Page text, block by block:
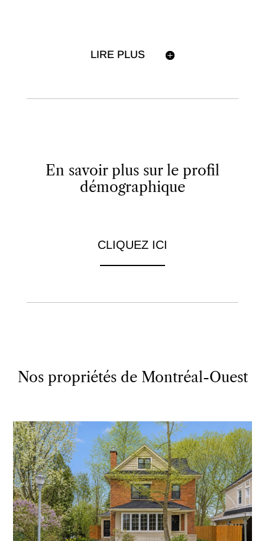
LIRE PLUS
En savoir plus sur le profil
démographique
CLIQUEZ ICI
Nos propriétés de Montréal-Ouest